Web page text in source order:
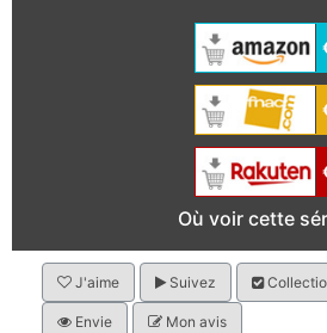
Où voir cette
J'aime Suivez
Envie Mon avis